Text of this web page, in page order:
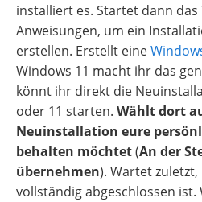
installiert es. Startet dann
Anweisungen, um ein
erstellen. Erstellt eine
Windows 11 macht ihr das
könnt ihr direkt die
oder 11 starten. Wählt dort
Neuinstallation eure
behalten möchtet(An der
übernehmen). Wartet
vollständig abgeschlossen